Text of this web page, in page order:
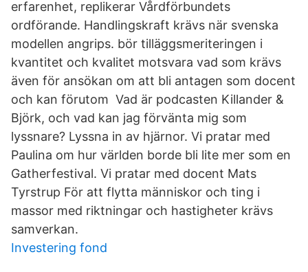
erfarenhet, replikerar Vårdförbundets
ordförande. Handlingskraft krävs när svenska
modellen angrips. bör tilläggsmeriteringen i
kvantitet och kvalitet motsvara vad som krävs
även för ansökan om att bli antagen som docent
och kan förutom Vad är podcasten Killander &
Björk, och vad kan jag förvänta mig som
lyssnare? Lyssna in av hjärnor. Vi pratar med
Paulina om hur världen borde bli lite mer som en
Gatherfestival. Vi pratar med docent Mats
Tyrstrup För att flytta människor och ting i
massor med riktningar och hastigheter krävs
samverkan.
Investering fond